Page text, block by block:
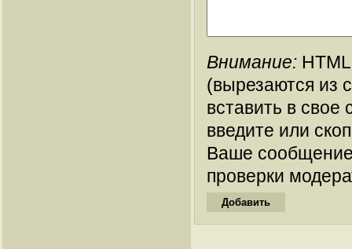
Внимание:
(вырезаются из
вставить в
введите или
Ваше
проверки